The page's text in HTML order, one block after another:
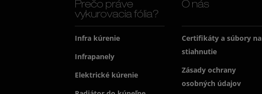
Prečo práve
vykurovacia fólia?
Infra kúrenie
Infrapanely
Elektrické kúrenie
O nás
Certifikáty a súbory na
stiahnutie
Zásady ochrany
osobných údajov